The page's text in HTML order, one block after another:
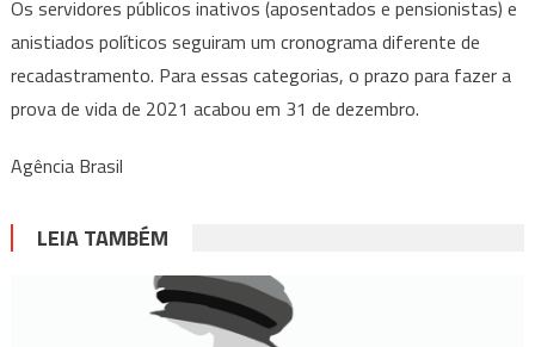
Os servidores públicos inativos (aposentados e pensionistas) e
anistiados políticos seguiram um cronograma diferente de
recadastramento. Para essas categorias, o prazo para fazer a
prova de vida de 2021 acabou em 31 de dezembro.
Agência Brasil
LEIA TAMBÉM